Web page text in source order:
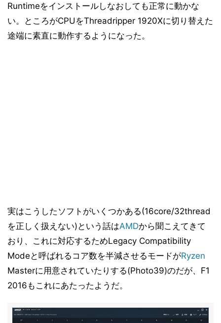
Runtimeをインストールしなおしても正常に動かな
い。ところがCPUをThreadripper 1920Xに切り替えた
途端に素直に動作するようになった。
実はこうしたソフトがいくつかある(16core/32thread
を正しく扱えない)という話はAMDから聞こえてきて
おり、これに対応するためLegacy Compatibility
Modeと呼ばれるコア数を半減させるモードがRyzen
Masterに用意されていたりする(Photo39)のだが、F1
2016もこれにあたったようだ。